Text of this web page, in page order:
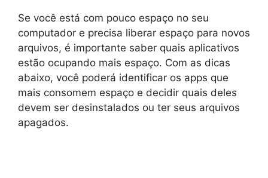
Se você está com pouco espaço no seu
computador e precisa liberar espaço para novos
arquivos, é importante saber quais aplicativos
estão ocupando mais espaço. Com as dicas
abaixo, você poderá identificar os apps que
mais consomem espaço e decidir quais deles
devem ser desinstalados ou ter seus arquivos
apagados.